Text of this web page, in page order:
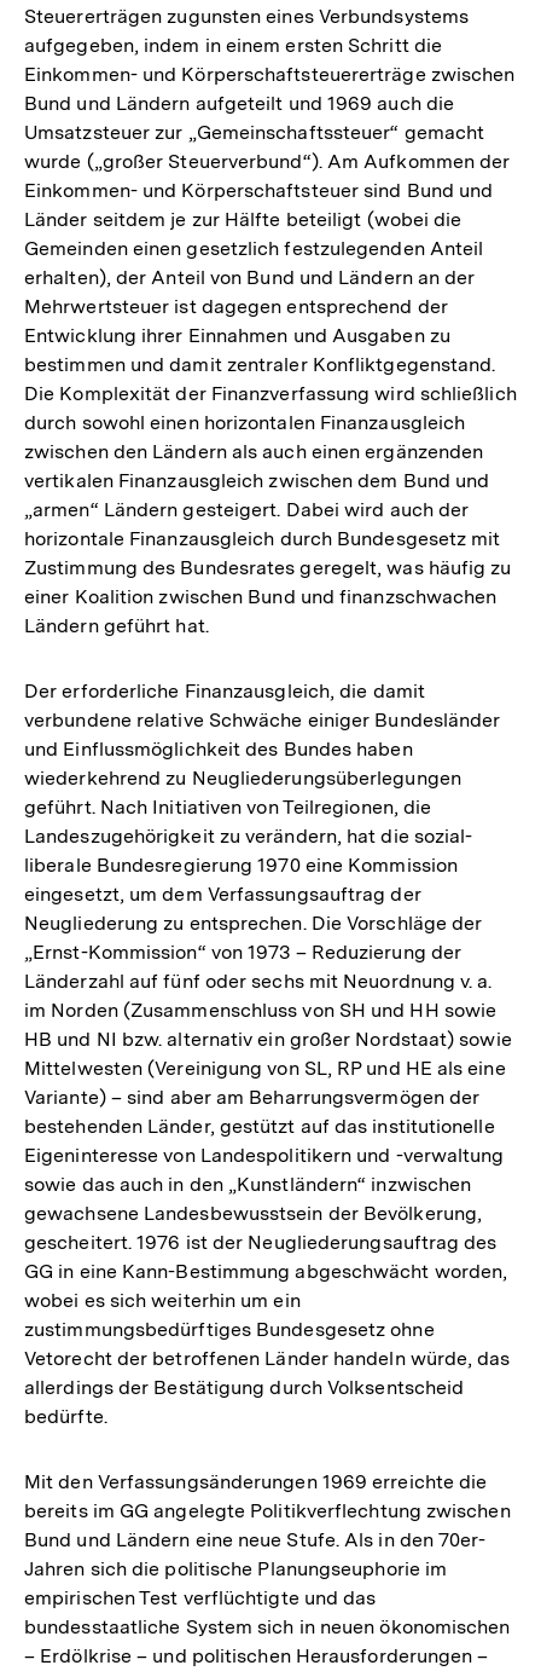
Steuererträgen zugunsten eines Verbundsystems
aufgegeben, indem in einem ersten Schritt die
Einkommen- und Körperschaftsteuererträge zwischen
Bund und Ländern aufgeteilt und 1969 auch die
Umsatzsteuer zur „Gemeinschaftssteuer“ gemacht
wurde („großer Steuerverbund“). Am Aufkommen der
Einkommen- und Körperschaftsteuer sind Bund und
Länder seitdem je zur Hälfte beteiligt (wobei die
Gemeinden einen gesetzlich festzulegenden Anteil
erhalten), der Anteil von Bund und Ländern an der
Mehrwertsteuer ist dagegen entsprechend der
Entwicklung ihrer Einnahmen und Ausgaben zu
bestimmen und damit zentraler Konfliktgegenstand.
Die Komplexität der Finanzverfassung wird schließlich
durch sowohl einen horizontalen Finanzausgleich
zwischen den Ländern als auch einen ergänzenden
vertikalen Finanzausgleich zwischen dem Bund und
„armen“ Ländern gesteigert. Dabei wird auch der
horizontale Finanzausgleich durch Bundesgesetz mit
Zustimmung des Bundesrates geregelt, was häufig zu
einer Koalition zwischen Bund und finanzschwachen
Ländern geführt hat.
Der erforderliche Finanzausgleich, die damit
verbundene relative Schwäche einiger Bundesländer
und Einflussmöglichkeit des Bundes haben
wiederkehrend zu Neugliederungsüberlegungen
geführt. Nach Initiativen von Teilregionen, die
Landeszugehörigkeit zu verändern, hat die sozial-
liberale Bundesregierung 1970 eine Kommission
eingesetzt, um dem Verfassungsauftrag der
Neugliederung zu entsprechen. Die Vorschläge der
„Ernst-Kommission“ von 1973 – Reduzierung der
Länderzahl auf fünf oder sechs mit Neuordnung v. a.
im Norden (Zusammenschluss von SH und HH sowie
HB und NI bzw. alternativ ein großer Nordstaat) sowie
Mittelwesten (Vereinigung von SL, RP und HE als eine
Variante) – sind aber am Beharrungsvermögen der
bestehenden Länder, gestützt auf das institutionelle
Eigeninteresse von Landespolitikern und -verwaltung
sowie das auch in den „Kunstländern“ inzwischen
gewachsene Landesbewusstsein der Bevölkerung,
gescheitert. 1976 ist der Neugliederungsauftrag des
GG in eine Kann-Bestimmung abgeschwächt worden,
wobei es sich weiterhin um ein
zustimmungsbedürftiges Bundesgesetz ohne
Vetorecht der betroffenen Länder handeln würde, das
allerdings der Bestätigung durch Volksentscheid
bedürfte.
Mit den Verfassungsänderungen 1969 erreichte die
bereits im GG angelegte Politikverflechtung zwischen
Bund und Ländern eine neue Stufe. Als in den 70er-
Jahren sich die politische Planungseuphorie im
empirischen Test verflüchtigte und das
bundesstaatliche System sich in neuen ökonomischen
– Erdölkrise – und politischen Herausforderungen –